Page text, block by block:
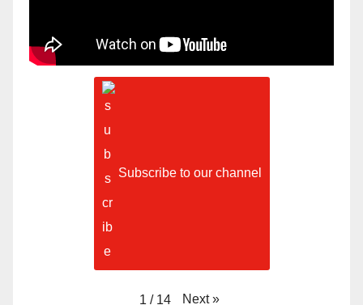
Subscribe to our channel
1 / 14 Next »